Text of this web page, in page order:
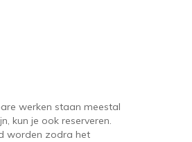
werken staan meestal
kun je ook reserveren.
worden zodra het